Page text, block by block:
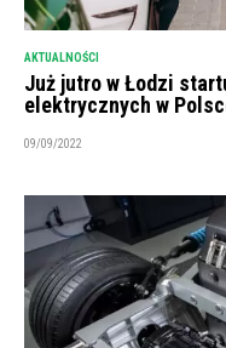
AKTUALNOŚCI
Już jutro w Łodzi
elektrycznych w
09/09/2022